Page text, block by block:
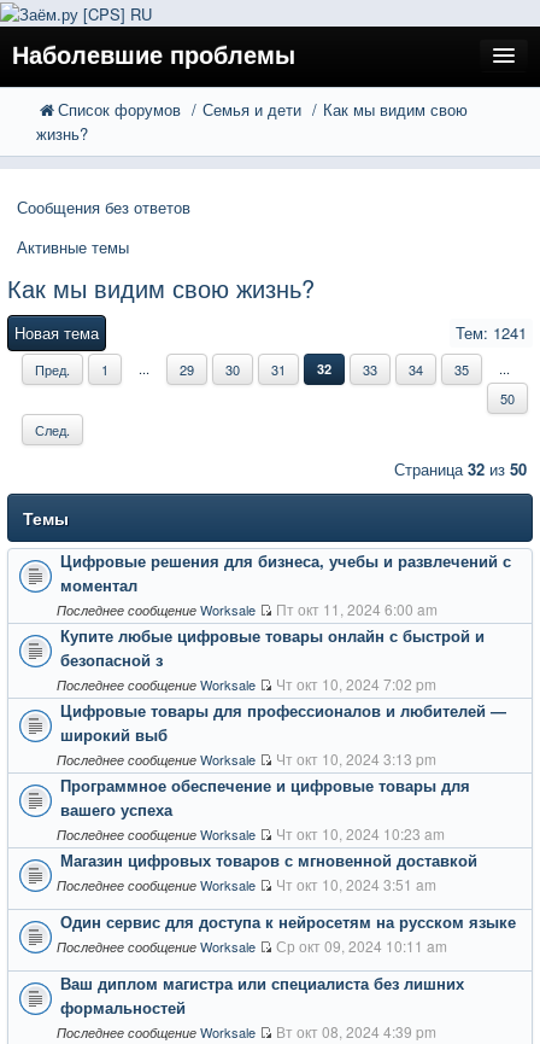
Наболевшие проблемы
FAQ
Регистрация
Вход
Расширенный поиск
Список форумов Семья и дети
Как мы видим свою
жизнь?
Сообщения без ответов
Активные темы
Как мы видим свою жизнь?
Новая тема Тем: 1241
Пред. 1 ... 29 30 31 32 33 34 35
...
50
След.
Страница 32 из 50
Темы
Цифровые решения для бизнеса, учебы и развлечений с
моментал
Последнее сообщение Worksale Пт окт 11, 2024 6:00 am
Купите любые цифровые товары онлайн с быстрой и
безопасной з
Последнее сообщение Worksale Чт окт 10, 2024 7:02 pm
Цифровые товары для профессионалов и любителей —
широкий выб
Последнее сообщение Worksale Чт окт 10, 2024 3:13 pm
Программное обеспечение и цифровые товары для
вашего успеха
Последнее сообщение Worksale Чт окт 10, 2024 10:23 am
Магазин цифровых товаров с мгновенной доставкой
Последнее сообщение Worksale Чт окт 10, 2024 3:51 am
Один сервис для доступа к нейросетям на русском языке
Последнее сообщение Worksale Ср окт 09, 2024 10:11 am
Ваш диплом магистра или специалиста без лишних
формальностей
Последнее сообщение Worksale Вт окт 08, 2024 4:39 pm